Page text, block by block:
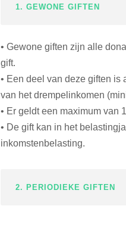
1. GEWONE GIFTEN
• Gewone giften zijn alle
gift.
• Een deel van deze giften is
van het drempelinkomen
• Er geldt een maximum van
• De gift kan in het
inkomstenbelasting.
2. PERIODIEKE GIFTEN